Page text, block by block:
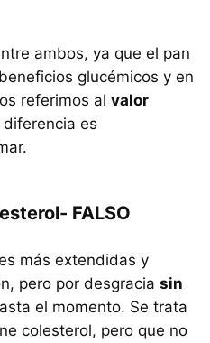
ambos, ya que el pan
glucémicos y en
referimos al valor
es
FALSO
más extendidas y
pero por desgracia sin
el momento. Se trata
colesterol, pero que no